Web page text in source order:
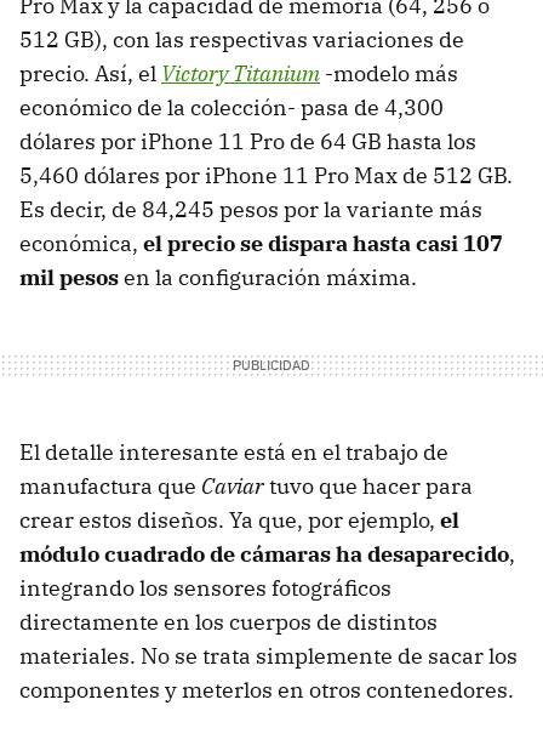
512 GB), con las respectivas variaciones de
precio. Así, el Victory Titanium -modelo más
económico de la colección- pasa de 4,300
dólares por iPhone 11 Pro de 64 GB hasta los
5,460 dólares por iPhone 11 Pro Max de 512 GB.
Es decir, de 84,245 pesos por la variante más
económica, el precio se dispara hasta casi 107
mil pesosen la configuración máxima.
El detalle interesante está en el trabajo de
manufactura que Caviartuvo que hacer para
crear estos diseños. Ya que, por ejemplo, el
módulo cuadrado de cámaras ha desaparecido,
integrando los sensores fotográficos
directamente en los cuerpos de distintos
materiales. No se trata simplemente de sacar los
componentes y meterlos en otros contenedores.